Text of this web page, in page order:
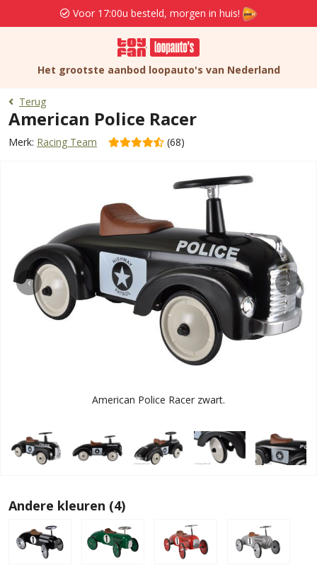
Voor 17:00u besteld, morgen in huis!
Het grootste aanbod loopauto's van Nederland
Terug
American Police Racer
Merk: Racing Team (68)
‹ ›
American Police Racer zwart.
Andere kleuren (4)